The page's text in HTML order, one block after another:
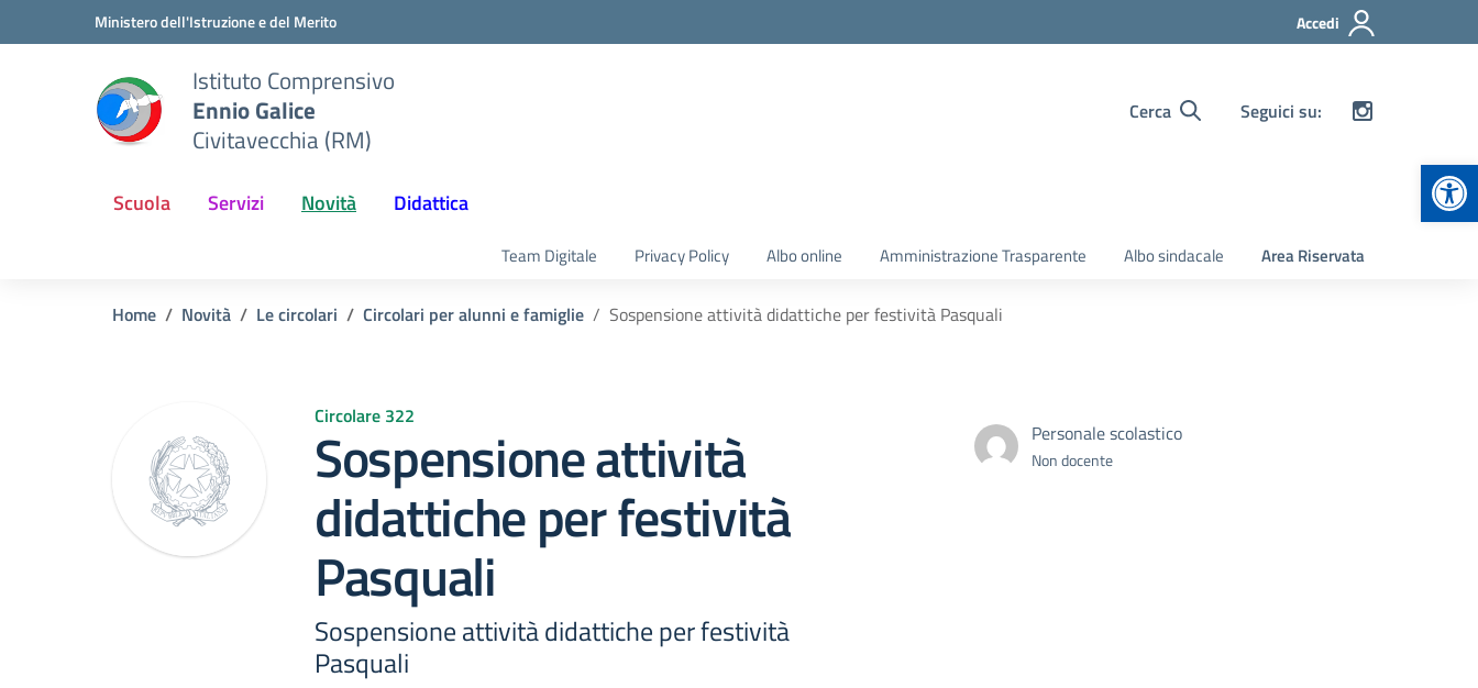
Vai ai contenuti
Vai al menu di navigazioneMinistero dell'Istruzione e del Merito Accedi
Istituto Comprensivo
Ennio Galice
Civitavecchia (RM)
Cerca Seguici su:
Scuola Servizi Novità Didattica
Team Digitale Privacy Policy Albo online Amministrazione Trasparente Albo sindacale Area Riservata
Home Novità Le circolari Circolari per alunni e famiglie Sospensione attività didattiche per festività Pasquali
Circolare 322
Sospensione attività
didattiche per festività
Pasquali
Sospensione attività didattiche per festività
Pasquali
Personale scolastico
Non docente